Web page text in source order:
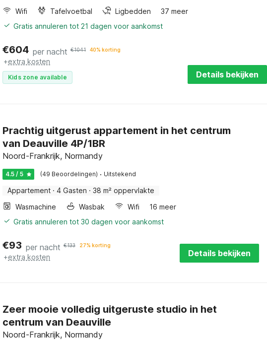
Wifi
Tafelvoetbal Ligbedden
37 meer
Gratis annuleren tot 21 dagen voor aankomst
€604 per nacht €1041 40% korting
+extra kosten
Kids zone available Details bekijken
Prachtig uitgerust appartement in het centrum
van Deauville 4P/1BR
Noord-Frankrijk, Normandy
4.5 / 5 (49 Beoordelingen) · Uitstekend
Appartement · 4 Gasten · 38 m² oppervlakte
Wasmachine
Wasbak Wifi
16 meer
Gratis annuleren tot 30 dagen voor aankomst
€93 per nacht €133 27% korting
+extra kosten Details bekijken
Zeer mooie volledig uitgeruste studio in het
centrum van Deauville
Noord-Frankrijk, Normandy